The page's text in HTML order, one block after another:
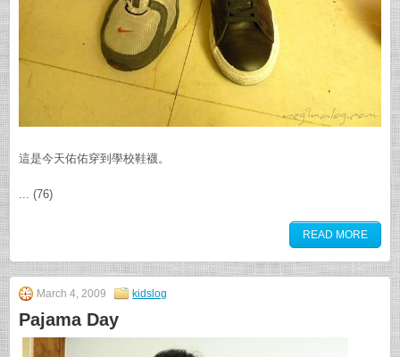
這是今天佑佑穿到學校鞋襪。
... (76)
READ MORE
March 4, 2009 kidslog
Pajama Day